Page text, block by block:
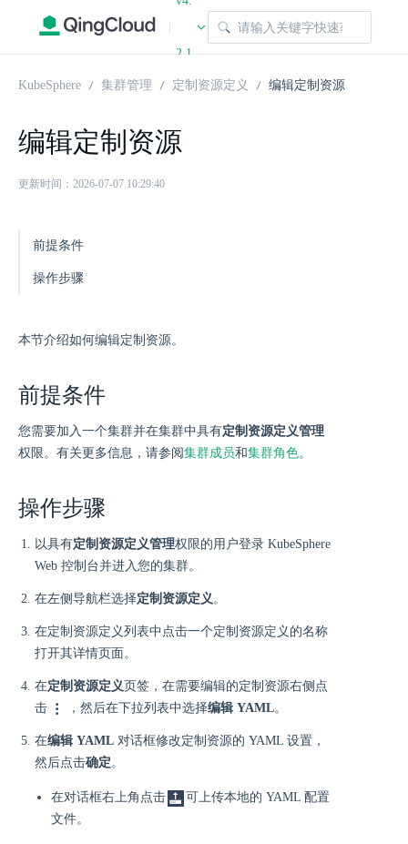
|
2.1
KubeSphere 集群管理 定制资源定义 编辑定制资源
编辑定制资源
更新时间：2026-07-07 10:29:40
前提条件
操作步骤
本节介绍如何编辑定制资源。
前提条件
您需要加入一个集群并在集群中具有定制资源定义管理
权限。有关更多信息，请参阅集群成员和集群角色。
操作步骤
以具有定制资源定义管理权限的用户登录 KubeSphere
Web 控制台并进入您的集群。
在左侧导航栏选择定制资源定义。
在定制资源定义列表中点击一个定制资源定义的名称
打开其详情页面。
在定制资源定义页签，在需要编辑的定制资源右侧点
击
，然后在下拉列表中选择编辑 YAML。
在编辑 YAML 对话框修改定制资源的 YAML 设置，
然后点击确定。
在对话框右上角点击
可上传本地的 YAML 配置
文件。